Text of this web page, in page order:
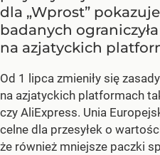
dla „Wprost”
badanych
na azjatyckich
Od 1 lipca zmieniły się
na azjatyckich platformach
czy AliExpress. Unia
celne dla przesyłek o
że również mniejsze paczki